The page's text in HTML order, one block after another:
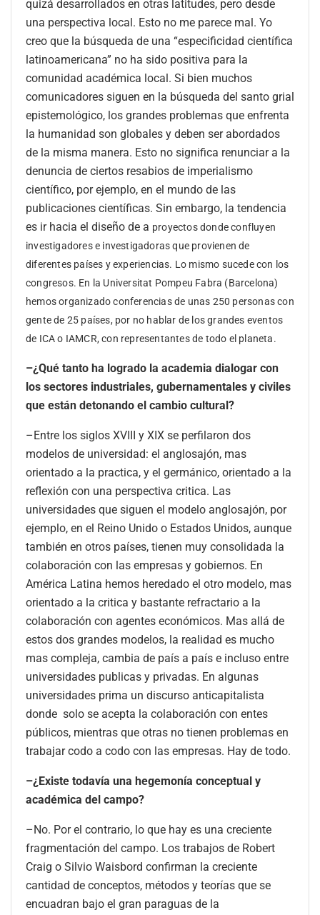
quizá desarrollados en otras latitudes, pero desde
una perspectiva local. Esto no me parece mal. Yo
creo que la búsqueda de una “especificidad científica
latinoamericana” no ha sido positiva para la
comunidad académica local. Si bien muchos
comunicadores siguen en la búsqueda del santo grial
epistemológico, los grandes problemas que enfrenta
la humanidad son globales y deben ser abordados
de la misma manera. Esto no significa renunciar a la
denuncia de ciertos resabios de imperialismo
científico, por ejemplo, en el mundo de las
publicaciones científicas. Sin embargo, la tendencia
es ir hacia el diseño de a proyectos donde confluyen
investigadores e investigadoras que provienen de
diferentes países y experiencias. Lo mismo sucede con los
congresos. En la Universitat Pompeu Fabra (Barcelona)
hemos organizado conferencias de unas 250 personas con
gente de 25 países, por no hablar de los grandes eventos
de ICA o IAMCR, con representantes de todo el planeta.
–¿Qué tanto ha logrado la academia dialogar con
los sectores industriales, gubernamentales y civiles
que están detonando el cambio cultural?
–Entre los siglos XVIII y XIX se perfilaron dos
modelos de universidad: el anglosajón, mas
orientado a la practica, y el germánico, orientado a la
reflexión con una perspectiva critica. Las
universidades que siguen el modelo anglosajón, por
ejemplo, en el Reino Unido o Estados Unidos, aunque
también en otros países, tienen muy consolidada la
colaboración con las empresas y gobiernos. En
América Latina hemos heredado el otro modelo, mas
orientado a la critica y bastante refractario a la
colaboración con agentes económicos. Mas allá de
estos dos grandes modelos, la realidad es mucho
mas compleja, cambia de país a país e incluso entre
universidades publicas y privadas. En algunas
universidades prima un discurso anticapitalista
donde solo se acepta la colaboración con entes
públicos, mientras que otras no tienen problemas en
trabajar codo a codo con las empresas. Hay de todo.
–¿Existe todavía una hegemonía conceptual y
académica del campo?
–No. Por el contrario, lo que hay es una creciente
fragmentación del campo. Los trabajos de Robert
Craig o Silvio Waisbord confirman la creciente
cantidad de conceptos, métodos y teorías que se
encuadran bajo el gran paraguas de la